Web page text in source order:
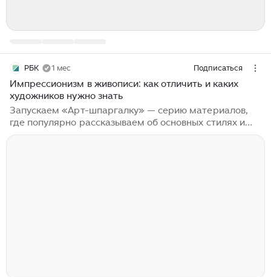
РБК 1 мес Подписаться
Импрессионизм в живописи: как отличить и каких
художников нужно знать
Запускаем «Арт-шпаргалку» — серию материалов,
где популярно рассказываем об основных стилях и
течениях в искусстве. В первом из них учимся